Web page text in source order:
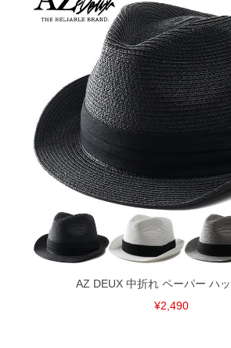
AZ DEUX 中折れ ペーパー ハ
¥2,490